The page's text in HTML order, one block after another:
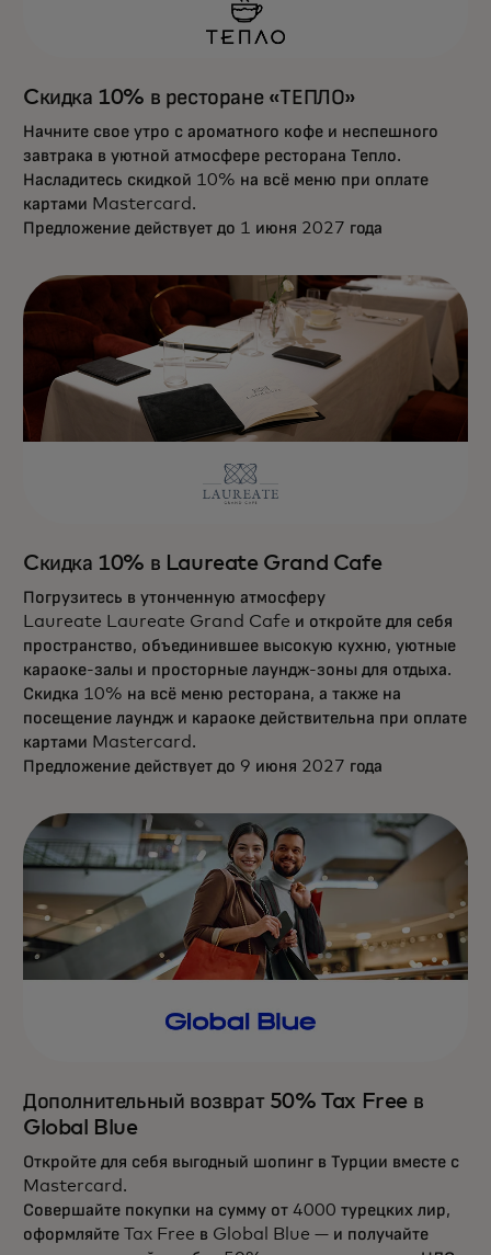
Cкидка 10% в ресторане «ТЕПЛО»
Начните свое утро с ароматного кофе и неспешного
завтрака в уютной атмосфере ресторана Тепло.
Насладитесь скидкой 10% на всё меню при оплате
картами Mastercard.
Предложение действует до 1 июня 2027 года
Cкидка 10% в Laureate Grand Cafe
Погрузитесь в утонченную атмосферу
Laureate Laureate Grand Cafe и откройте для себя
пространство, объединившее высокую кухню, уютные
караоке-залы и просторные лаундж-зоны для отдыха.
Скидка 10% на всё меню ресторана, а также на
посещение лаундж и караоке действительна при оплате
картами Mastercard.
Предложение действует до 9 июня 2027 года
Дополнительный возврат 50% Tax Free в
Global Blue
Откройте для себя выгодный шопинг в Турции вместе с
Mastercard.
Совершайте покупки на сумму от 4000 турецких лир,
оформляйте Tax Free в Global Blue — и получайте